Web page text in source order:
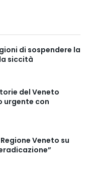
di sospendere la
siccità
del Veneto
urgente con
Veneto su